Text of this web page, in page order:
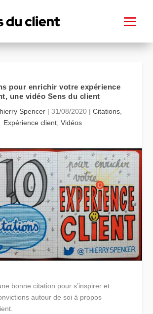
pour enrichir votre expérience
une vidéo Sens du client
Spencer | 31/08/2020 | Citations
Expérience client, Vidéos
bonne citation pour s’inspirer et
autour de soi à propos